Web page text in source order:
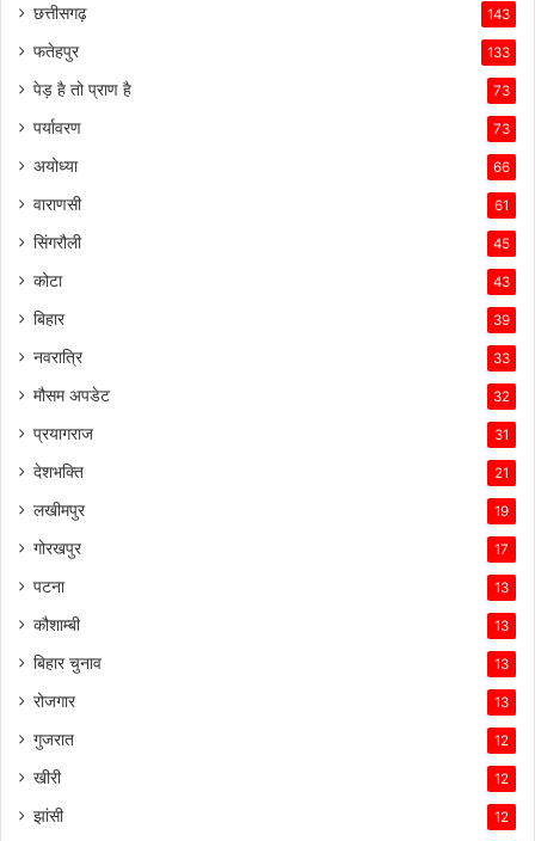
छत्तीसगढ़ 143
फतेहपुर 133
पेड़ है तो प्राण है 73
पर्यावरण 73
अयोध्या 66
वाराणसी 61
सिंगरौली 45
कोटा 43
बिहार 39
नवरात्रि 33
मौसम अपडेट 32
प्रयागराज 31
देशभक्ति 21
लखीमपुर 19
गोरखपुर 17
पटना 13
कौशाम्बी 13
बिहार चुनाव 13
रोजगार 13
गुजरात 12
खीरी 12
झांसी 12